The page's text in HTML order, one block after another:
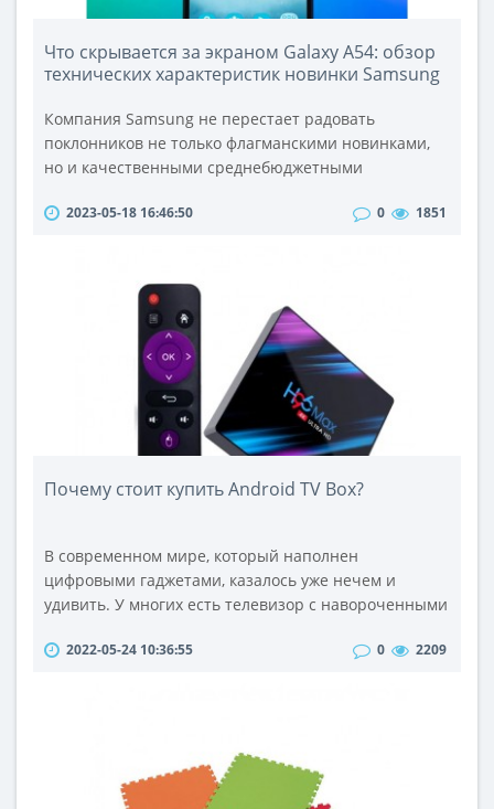
Что скрывается за экраном Galaxy A54: обзор
технических характеристик новинки Samsung
Компания Samsung не перестает радовать
поклонников не только флагманскими новинками,
но и качественными среднебюджетными
сочетания цены и качества стала модель Samsung
камеру, мощный аккумулятор на 5000 мАч и
несколько цветов корпуса. Рассмотрим подробнее,
2023-05-18 16:46:50 0 1851
Почему стоит купить Android TV Box?
В современном мире, который наполнен
цифровыми гаджетами, казалось уже нечем и
удивить. У многих есть телевизор с навороченными
последних моделей, приставки, ноутбуки и
стоит обратить внимание на Android TV Box.Что ..
2022-05-24 10:36:55 0 2209